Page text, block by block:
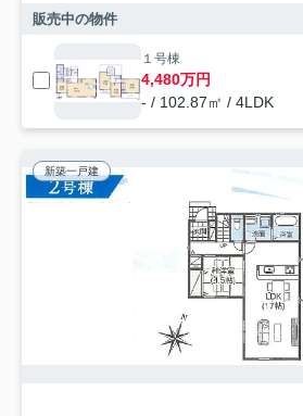
販売中の物件
１号棟
4,480万円
- / 102.87㎡ / 4LDK
新築一戸建